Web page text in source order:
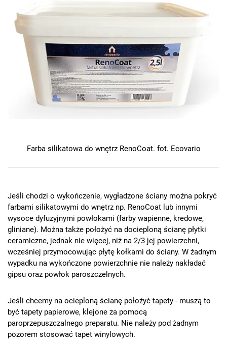
Farba silikatowa do wnętrz RenoCoat. fot. Ecovario
Jeśli chodzi o wykończenie, wygładzone ściany można pokryć
farbami silikatowymi do wnętrz np. RenoCoat lub innymi
wysoce dyfuzyjnymi powłokami (farby wapienne, kredowe,
gliniane). Można także położyć na docieploną ścianę płytki
ceramiczne, jednak nie więcej, niż na 2/3 jej powierzchni,
wcześniej przymocowując płytę kołkami do ściany. W żadnym
wypadku na wykończone powierzchnie nie należy nakładać
gipsu oraz powłok paroszczelnych.
Jeśli chcemy na ocieploną ścianę położyć tapety - muszą to
być tapety papierowe, klejone za pomocą
paroprzepuszczalnego preparatu. Nie należy pod żadnym
pozorem stosować tapet winylowych.